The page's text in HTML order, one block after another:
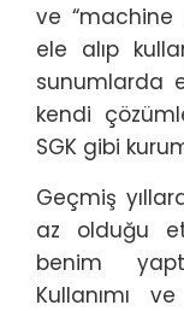
ve “machine
ele alıp
sunumlarda
kendi
SGK gibi
Geçmiş
az olduğu
benim
Kullanımı